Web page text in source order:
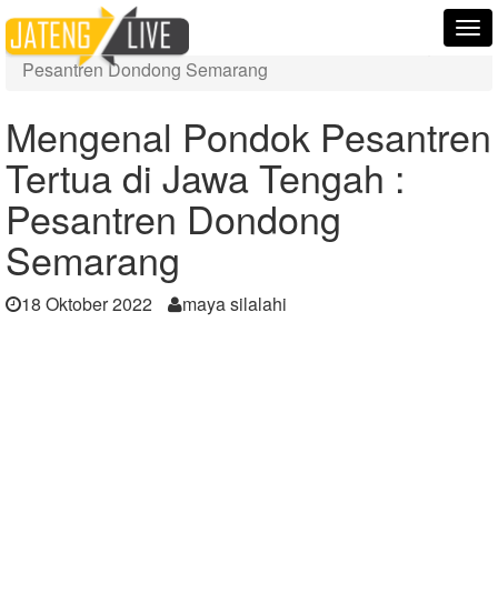
Home
Berita
Mengenal Pondok Pesantren Tertua di Jawa Tengah :
Pesantren Dondong Semarang
Mengenal Pondok Pesantren
Tertua di Jawa Tengah :
Pesantren Dondong
Semarang
18 Oktober 2022 maya silalahi